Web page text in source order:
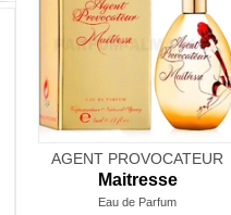
AGENT PROVOCATEUR
Maitresse
Eau de Parfum